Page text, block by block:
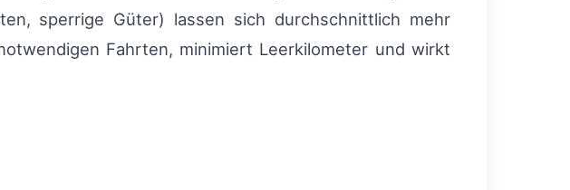
sperrige Güter) lassen sich durchschnittlich mehr
Fahrten, minimiert Leerkilometer und wirkt